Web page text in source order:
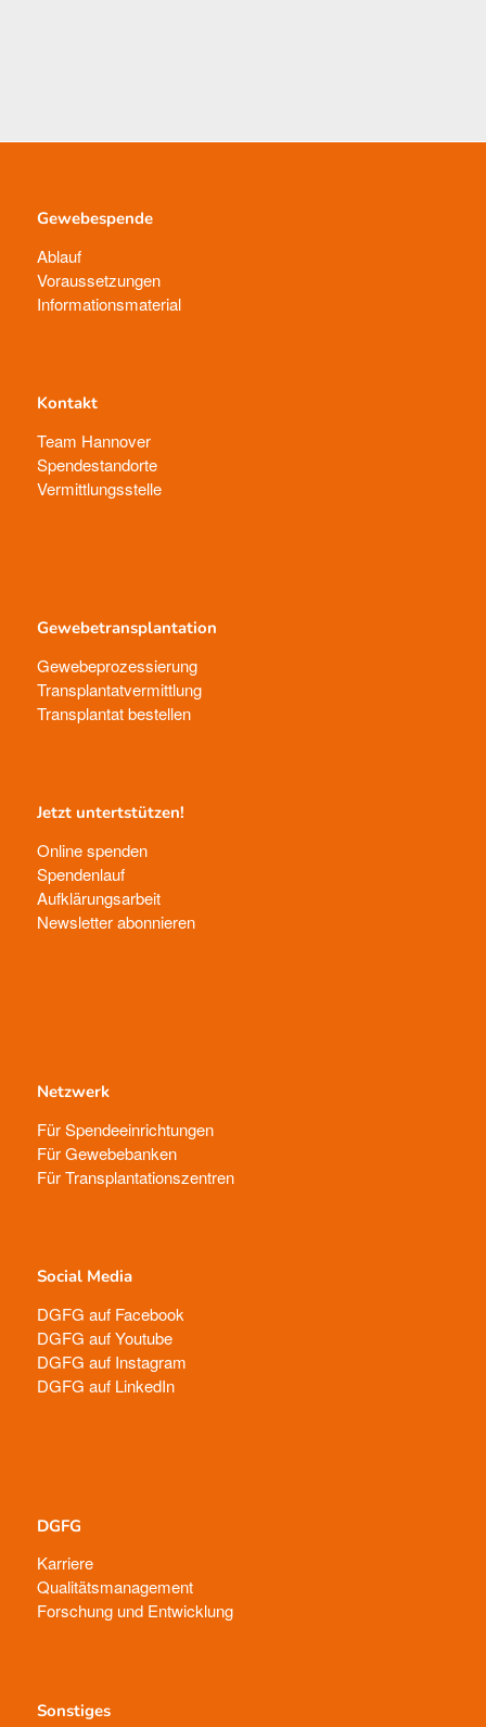
Gewebespende
Ablauf
Voraussetzungen
Informationsmaterial
Kontakt
Team Hannover
Spendestandorte
Vermittlungsstelle
Gewebetransplantation
Gewebeprozessierung
Transplantatvermittlung
Transplantat bestellen
Jetzt untertstützen!
Online spenden
Spendenlauf
Aufklärungsarbeit
Newsletter abonnieren
Netzwerk
Für Spendeeinrichtungen
Für Gewebebanken
Für Transplantationszentren
Social Media
DGFG auf Facebook
DGFG auf Youtube
DGFG auf Instagram
DGFG auf LinkedIn
DGFG
Karriere
Qualitätsmanagement
Forschung und Entwicklung
Sonstiges